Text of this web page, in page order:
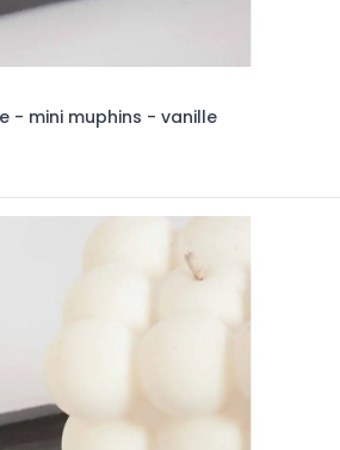
- mini muphins - vanille